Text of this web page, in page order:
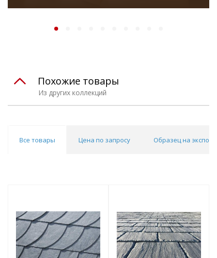
Из других коллекций
Похожие товары
Все товары Цена по запросу Образец на